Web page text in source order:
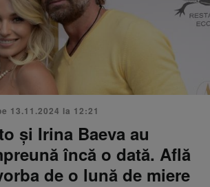
13.11.2024 la 12:21
și Irina Baeva au
încă o dată. Află
de o lună de miere